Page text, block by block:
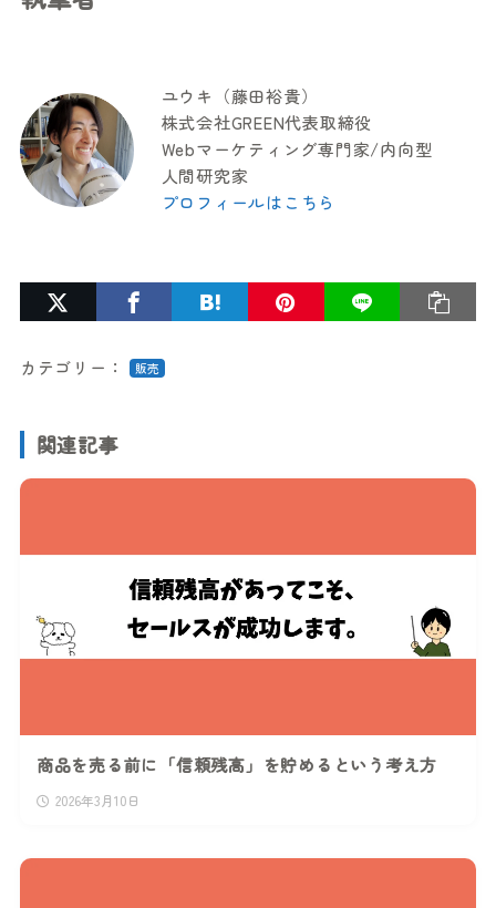
ユウキ（藤田裕貴）
株式会社GREEN代表取締役
Webマーケティング専門家/内向型
人間研究家
プロフィールはこちら
カテゴリー： 販売
関連記事
商品を売る前に「信頼残高」を貯めるという考え方
2026年3月10日